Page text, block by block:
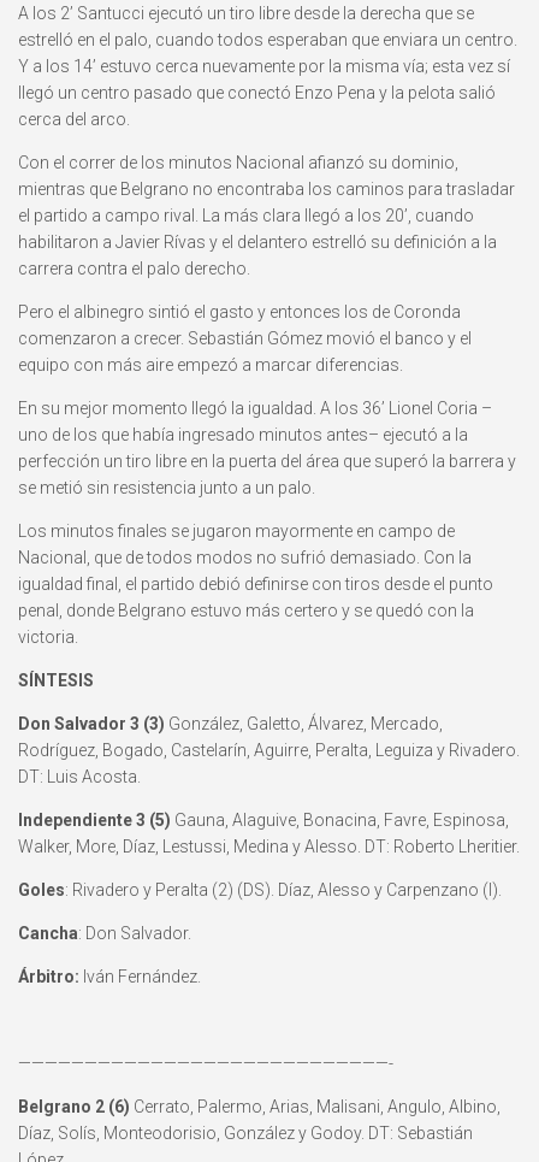
A los 2’ Santucci ejecutó un tiro libre desde la derecha que se
estrelló en el palo, cuando todos esperaban que enviara un centro.
Y a los 14’ estuvo cerca nuevamente por la misma vía; esta vez sí
llegó un centro pasado que conectó Enzo Pena y la pelota salió
cerca del arco.
Con el correr de los minutos Nacional afianzó su dominio,
mientras que Belgrano no encontraba los caminos para trasladar
el partido a campo rival. La más clara llegó a los 20’, cuando
habilitaron a Javier Rívas y el delantero estrelló su definición a la
carrera contra el palo derecho.
Pero el albinegro sintió el gasto y entonces los de Coronda
comenzaron a crecer. Sebastián Gómez movió el banco y el
equipo con más aire empezó a marcar diferencias.
En su mejor momento llegó la igualdad. A los 36’ Lionel Coria –
uno de los que había ingresado minutos antes– ejecutó a la
perfección un tiro libre en la puerta del área que superó la barrera y
se metió sin resistencia junto a un palo.
Los minutos finales se jugaron mayormente en campo de
Nacional, que de todos modos no sufrió demasiado. Con la
igualdad final, el partido debió definirse con tiros desde el punto
penal, donde Belgrano estuvo más certero y se quedó con la
victoria.
SÍNTESIS
Don Salvador 3 (3) González, Galetto, Álvarez, Mercado,
Rodríguez, Bogado, Castelarín, Aguirre, Peralta, Leguiza y Rivadero.
DT: Luis Acosta.
Independiente 3 (5) Gauna, Alaguive, Bonacina, Favre, Espinosa,
Walker, More, Díaz, Lestussi, Medina y Alesso. DT: Roberto Lheritier.
Goles: Rivadero y Peralta (2) (DS). Díaz, Alesso y Carpenzano (I).
Cancha: Don Salvador.
Árbitro: Iván Fernández.
————————————————————————————-
Belgrano 2 (6) Cerrato, Palermo, Arias, Malisani, Angulo, Albino,
Díaz, Solís, Monteodorisio, González y Godoy. DT: Sebastián